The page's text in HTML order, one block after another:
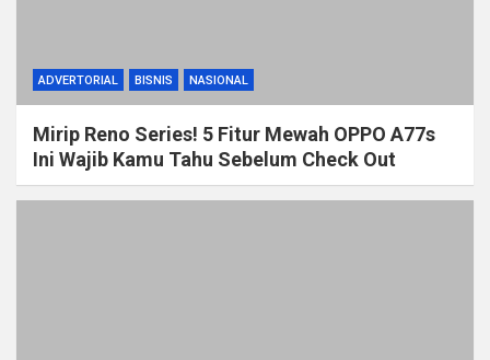
ADVERTORIAL BISNIS NASIONAL
Mirip Reno Series! 5 Fitur Mewah OPPO A77s
Ini Wajib Kamu Tahu Sebelum Check Out